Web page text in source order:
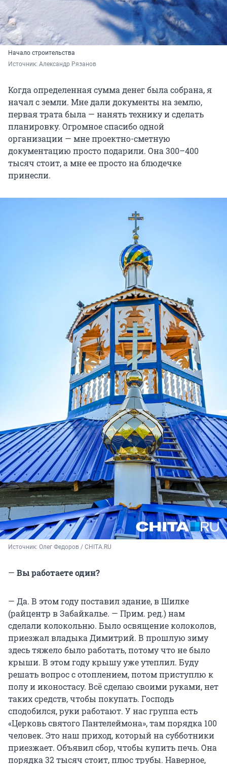
Начало строительства
Источник: Александр Рязанов
Когда определенная сумма денег была собрана, я
начал с земли. Мне дали документы на землю,
первая трата была — нанять технику и сделать
планировку. Огромное спасибо одной
организации — мне проектно-сметную
документацию просто подарили. Она 300–400
тысяч стоит, а мне ее просто на блюдечке
принесли.
Источник: Олег Федоров / CHITA.RU
— Вы работаете один?
— Да. В этом году поставил здание, в Шилке
(райцентр в Забайкалье. — Прим. ред.) нам
сделали колокольню. Было освящение колоколов,
приезжал владыка Димитрий. В прошлую зиму
здесь тяжело было работать, потому что не было
крыши. В этом году крышу уже утеплил. Буду
решать вопрос с отоплением, потом приступлю к
полу и иконостасу. Всё сделаю своими руками, нет
таких средств, чтобы покупать. Господь
сподобился, руки работают. У нас группа есть
«Церковь святого Пантелеймона», там порядка 100
человек. Это наш приход, который на субботники
приезжает. Объявил сбор, чтобы купить печь. Она
порядка 32 тысяч стоит, плюс трубы. Наверное,